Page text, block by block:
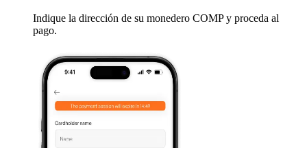
Indique la dirección de su monedero COMP y proceda al
pago.